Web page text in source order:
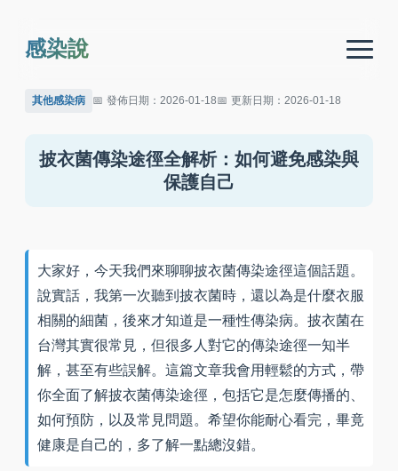
感染說
其他感染病 發佈日期：2026-01-18 更新日期：2026-01-18
披衣菌傳染途徑全解析：如何避免感染與
保護自己
大家好，今天我們來聊聊披衣菌傳染途徑這個話題。
說實話，我第一次聽到披衣菌時，還以為是什麼衣服
相關的細菌，後來才知道是一種性傳染病。披衣菌在
台灣其實很常見，但很多人對它的傳染途徑一知半
解，甚至有些誤解。這篇文章我會用輕鬆的方式，帶
你全面了解披衣菌傳染途徑，包括它是怎麼傳播的、
如何預防，以及常見問題。希望你能耐心看完，畢竟
健康是自己的，多了解一點總沒錯。